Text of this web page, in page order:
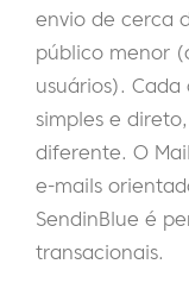
envio de cerca
público menor
usuários).
simples e
diferente. O
e-mails
SendinBlue é
transacionais.